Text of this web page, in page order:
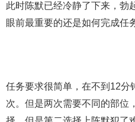
此时陈默已经冷静了下来，勃
眼前最重要的还是如何完成任
任务要求很简单，在不到12分
次。但是两次需要不同的部位